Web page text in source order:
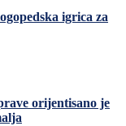
igrica za
orijentisano je